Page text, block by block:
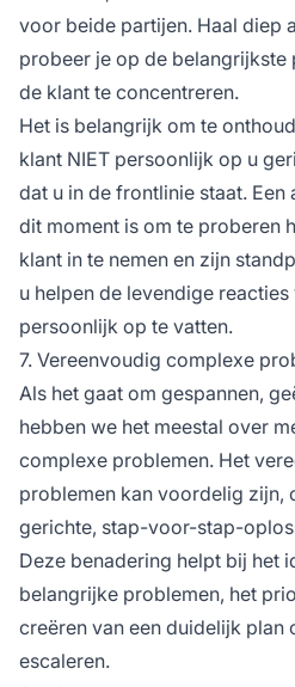
voor beide partijen. Haal diep
probeer je op de belangrijkste
de klant te concentreren.
Het is belangrijk om te
klant NIET persoonlijk op u
dat u in de frontlinie staat.
dit moment is om te proberen
klant in te nemen en zijn
u helpen de levendige
persoonlijk op te vatten.
7. Vereenvoudig complexe
Als het gaat om gespannen,
hebben we het meestal over
complexe problemen. Het
problemen kan voordelig zijn,
gerichte, stap-voor-stap-
Deze benadering helpt bij het
belangrijke problemen, het
creëren van een duidelijk plan
escaleren.